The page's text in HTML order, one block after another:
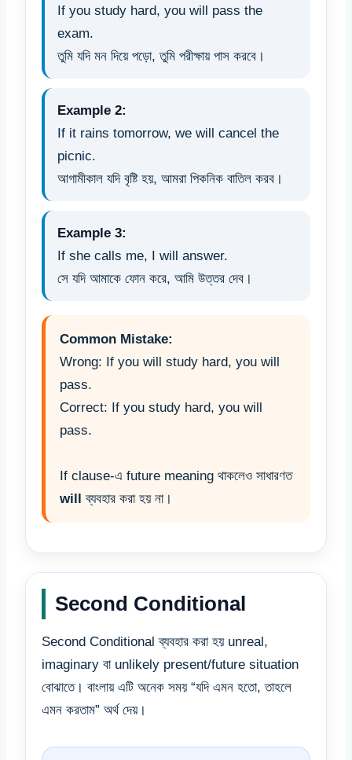
If you study hard, you will pass the
exam.
তুমি যদি মন দিয়ে পড়ো, তুমি পরীক্ষায় পাস করবে।
Example 2:
If it rains tomorrow, we will cancel the
picnic.
আগামীকাল যদি বৃষ্টি হয়, আমরা পিকনিক বাতিল করব।
Example 3:
If she calls me, I will answer.
সে যদি আমাকে ফোন করে, আমি উত্তর দেব।
Common Mistake:
Wrong: If you will study hard, you will
pass.
Correct: If you study hard, you will
pass.
If clause-এ future meaning থাকলেও সাধারণত
will
ব্যবহার করা হয় না।
Second Conditional
Second Conditional ব্যবহার করা হয় unreal,
imaginary বা unlikely present/future situation
বোঝাতে। বাংলায় এটি অনেক সময় “যদি এমন হতো, তাহলে
এমন করতাম” অর্থ দেয়।